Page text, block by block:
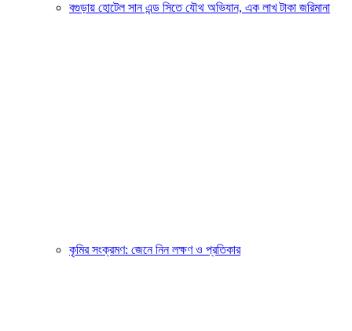
বগুড়ায় হোটেল সান এন্ড সিতে যৌথ অভিযান, এক লাখ টাকা জরিমানা
কৃমির সংক্রমণ: জেনে নিন লক্ষণ ও প্রতিকার